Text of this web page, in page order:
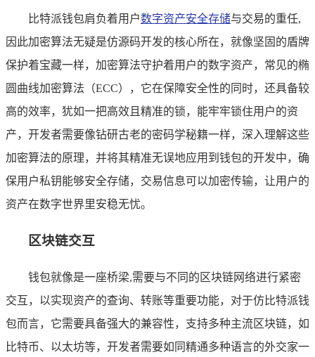
比特派钱包肩负着用户数字资产安全存储与交易的重任,
因此加密算法无疑是仿源码开发的核心所在，就像坚固的盾牌
保护着宝藏一样，加密算法守护着用户的数字资产，常见的椭
圆曲线加密算法（ECC），它在保障安全性的同时，还具备较
高的效率，犹如一把高效且精准的锁，能牢牢锁住用户的资
产，开发者需要像钻研古老的密码学秘籍一样，深入理解这些
加密算法的原理，并将其精准无误地应用到钱包的开发中，确
保用户私钥能够安全存储，交易信息可以加密传输，让用户的
资产在数字世界里安稳无忧。
区块链交互
钱包就像是一座桥梁,需要与不同的区块链网络进行紧密
交互，以实现资产的查询、转账等重要功能，对于仿比特派钱
包而言，它需要具备强大的兼容性，支持多种主流区块链，如
比特币、以太坊等，开发者需要如同精通多种语言的外交家一